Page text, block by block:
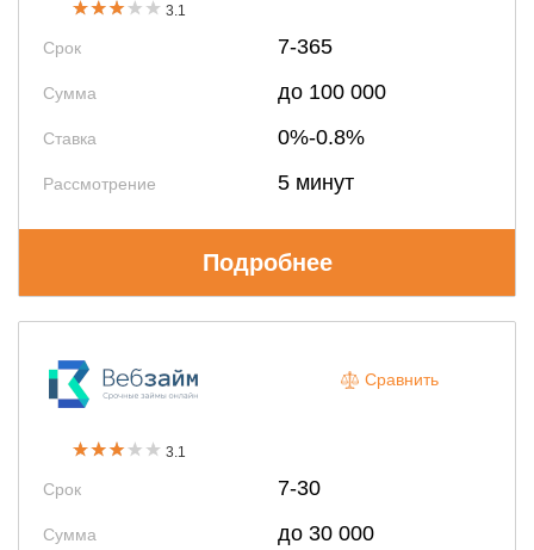
3.1
Срок 7-365
Сумма до 100 000
Ставка 0%-0.8%
Рассмотрение 5 минут
Подробнее
3.1
Срок 7-30
Сумма до 30 000
Сравнить